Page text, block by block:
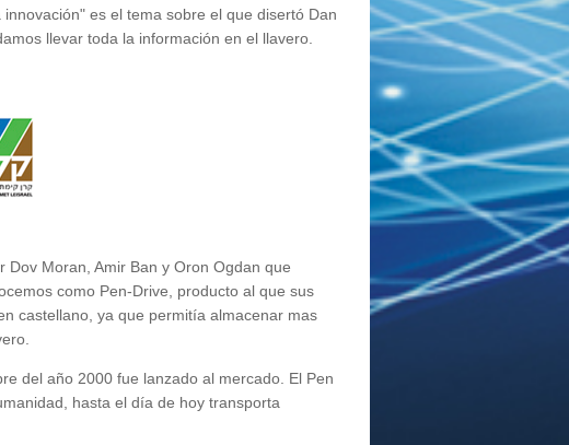
es el tema sobre el que disertó Dan
llevar toda la información en el llavero.
Moran, Amir Ban y Oron Ogdan que
como Pen-Drive, producto al que sus
castellano, ya que permitía almacenar mas
del año 2000 fue lanzado al mercado. El Pen
hasta el día de hoy transporta